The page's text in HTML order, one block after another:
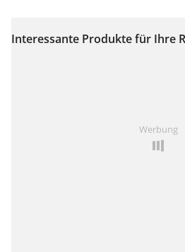
Auf Karte anzeigen
Interessante Produkte für Ihre
Werbung